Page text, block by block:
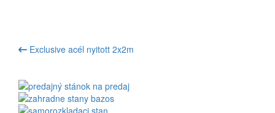
Exclusive acél nyitott 2x2m